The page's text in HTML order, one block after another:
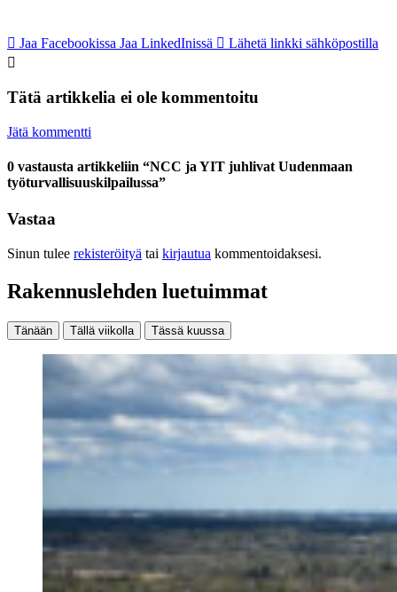
Jaa Facebookissa Jaa LinkedInissä Lähetä linkki sähköpostilla
Tätä artikkelia ei ole kommentoitu
Jätä kommentti
0 vastausta artikkeliin “NCC ja YIT juhlivat Uudenmaan
työturvallisuuskilpailussa”
Vastaa
Sinun tulee rekisteröityä tai kirjautua kommentoidaksesi.
Rakennuslehden luetuimmat
Tänään Tällä viikolla Tässä kuussa